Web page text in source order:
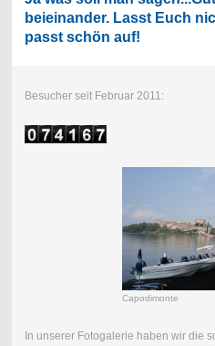
beieinander. Lasst Euch
passt schön auf!
Besucher seit Februar 2011:
Capodimonte
In unserer Fotogalerie haben wir die